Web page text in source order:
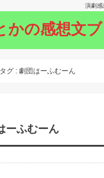
演劇感
かの感想文
タグ : 劇団はーふむーん
ーふむーん